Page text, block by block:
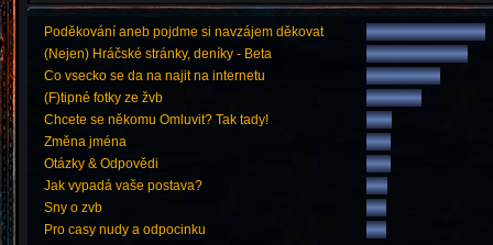
Poděkování aneb pojdme si navzájem děkovat
(Nejen) Hráčské stránky, deníky - Beta
Co vsecko se da na najit na internetu
(F)tipné fotky ze žvb
Chcete se někomu Omluvit? Tak tady!
Změna jména
Otázky & Odpovědi
Jak vypadá vaše postava?
Sny o zvb
Pro casy nudy a odpocinku